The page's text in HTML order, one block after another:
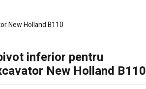
New Holland B110
inferior pentru
New Holland B110